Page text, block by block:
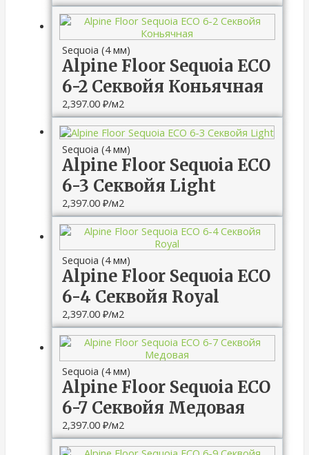
Sequoia (4 мм)
Alpine Floor Sequoia ЕСО
6-2 Секвойя Коньячная
2,397.00 ₽/м2
Sequoia (4 мм)
Alpine Floor Sequoia ЕСО
6-3 Секвойя Light
2,397.00 ₽/м2
Sequoia (4 мм)
Alpine Floor Sequoia ЕСО
6-4 Секвойя Royal
2,397.00 ₽/м2
Sequoia (4 мм)
Alpine Floor Sequoia ЕСО
6-7 Секвойя Медовая
2,397.00 ₽/м2